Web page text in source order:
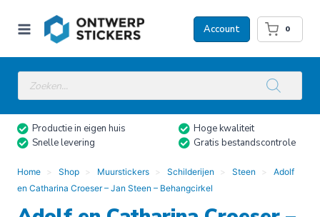
naar
Account 0
Producten
zoeken
Productie in eigen huis
Hoge kwaliteit
Snelle levering
Gratis bestandscontrole
Home Shop Muurstickers Schilderijen Steen
Adolf
en Catharina Croeser – Jan Steen – Behangcirkel